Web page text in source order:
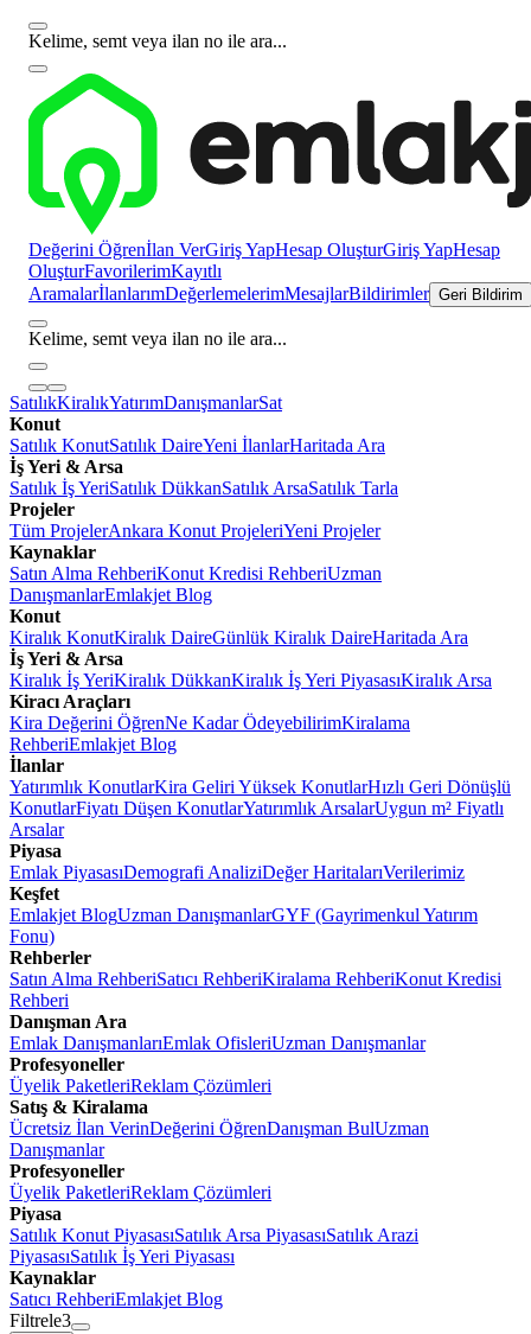
Kelime, semt veya ilan no ile ara...
Değerini Öğrenİlan VerGiriş YapHesap OluşturGiriş YapHesap
OluşturFavorilerimKayıtlı
AramalarİlanlarımDeğerlemelerimMesajlarBildirimler Geri Bildirim
Kelime, semt veya ilan no ile ara...
SatılıkKiralıkYatırımDanışmanlarSat
Konut
Satılık KonutSatılık DaireYeni İlanlarHaritada Ara
İş Yeri & Arsa
Satılık İş YeriSatılık DükkanSatılık ArsaSatılık Tarla
Projeler
Tüm ProjelerAnkara Konut ProjeleriYeni Projeler
Kaynaklar
Satın Alma RehberiKonut Kredisi RehberiUzman
DanışmanlarEmlakjet Blog
Konut
Kiralık KonutKiralık DaireGünlük Kiralık DaireHaritada Ara
İş Yeri & Arsa
Kiralık İş YeriKiralık DükkanKiralık İş Yeri PiyasasıKiralık Arsa
Kiracı Araçları
Kira Değerini ÖğrenNe Kadar ÖdeyebilirimKiralama
RehberiEmlakjet Blog
İlanlar
Yatırımlık KonutlarKira Geliri Yüksek KonutlarHızlı Geri Dönüşlü
KonutlarFiyatı Düşen KonutlarYatırımlık ArsalarUygun m² Fiyatlı
Arsalar
Piyasa
Emlak PiyasasıDemografi AnaliziDeğer HaritalarıVerilerimiz
Keşfet
Emlakjet BlogUzman DanışmanlarGYF (Gayrimenkul Yatırım
Fonu)
Rehberler
Satın Alma RehberiSatıcı RehberiKiralama RehberiKonut Kredisi
Rehberi
Danışman Ara
Emlak DanışmanlarıEmlak OfisleriUzman Danışmanlar
Profesyoneller
Üyelik PaketleriReklam Çözümleri
Satış & Kiralama
Ücretsiz İlan VerinDeğerini ÖğrenDanışman BulUzman
Danışmanlar
Profesyoneller
Üyelik PaketleriReklam Çözümleri
Piyasa
Satılık Konut PiyasasıSatılık Arsa PiyasasıSatılık Arazi
PiyasasıSatılık İş Yeri Piyasası
Kaynaklar
Satıcı RehberiEmlakjet Blog
Filtrele3